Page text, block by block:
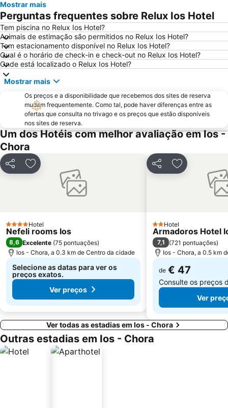
Old Port
Kamari
Perissa Beach
Mylopotas Beach
Armeni
Psaraliki
Punda Beach Club
Kokkini Paralia - Red Beach
Chryssi Akti
Traditional Settlement of Thira
Monolithos Beach
Kastraki
Panagia Filotitisa
Spiaggia di Perivolos
Mostrar mais
Perguntas frequentes sobre Relux Ios Hotel
Tem piscina no Relux Ios Hotel?
Animais de estimação são permitidos no Relux Ios Hotel?
Tem estacionamento disponível no Relux Ios Hotel?
Qual é o horário de check-in e check-out no Relux Ios Hotel?
Onde está localizado o Relux Ios Hotel?
Mostrar mais
Os preços e a disponibilidade que recebemos dos sites de reserva
mudam frequentemente. Como tal, pode haver diferenças entre as
ofertas que consulta no trivago e os preços que estão disponíveis
nos sites de reserva.
Um dos Hotéis com melhor avaliação em Ios -
Chora
PartilharAdicionar aos favoritos
4 Estrelas
Hotel
Nefeli rooms Ios
8,6 Excelente (75 pontuações)
Ios - Chora, a 0.3 km de Centro da cidade
Selecione as datas para ver os
preços exatos.
Ver preços
PartilharAdicionar
2 Estrelas
Hotel
Armadoros Hotel
7,1 (721 pontuações)
Ios - Chora, a 0.5 km
de € 47
Consulte os preços
Ver
Ver todas as estadias em Ios - Chora
Outras estadias em Ios - Chora